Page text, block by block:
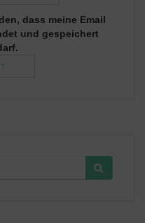
dass meine Email
und gespeichert